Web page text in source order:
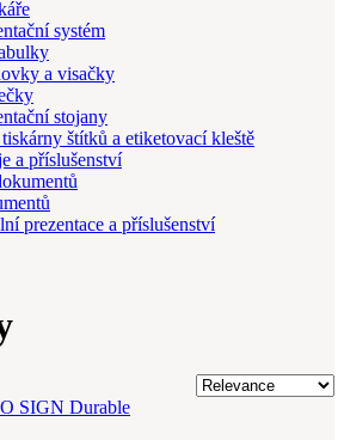
systém
a visačky
stojany
štítků a etiketovací kleště
a příslušenství
prezentace a příslušenství